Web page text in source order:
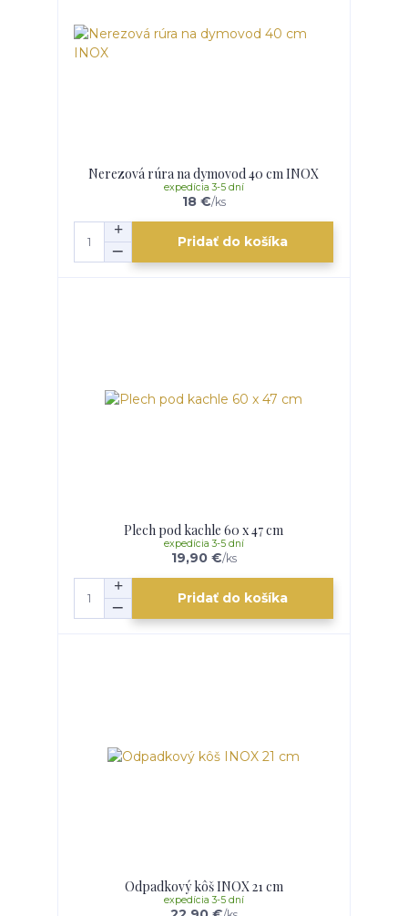
Nerezová rúra na dymovod 40 cm INOX
18 €/ks
expedícia 3-5 dní
Pridať do košíka
Plech pod kachle 60 x 47 cm
19,90 €/ks
expedícia 3-5 dní
Pridať do košíka
Odpadkový kôš INOX 21 cm
expedícia 3-5 dní